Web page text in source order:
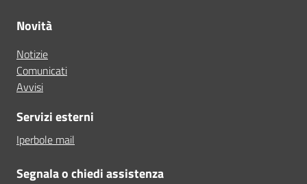
Novità
Notizie
Comunicati
Avvisi
Servizi esterni
Iperbole mail
Segnala o chiedi assistenza